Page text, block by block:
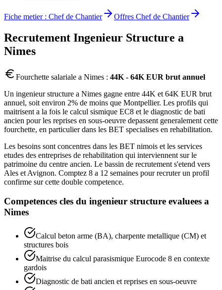
Fiche metier : Chef de Chantier Offres Chef de Chantier
Recrutement Ingenieur Structure a
Nimes
Fourchette salariale a Nimes : 44K - 64K EUR brut annuel
Un ingenieur structure a Nimes gagne entre 44K et 64K EUR brut
annuel, soit environ 2% de moins que Montpellier. Les profils qui
maitrisent a la fois le calcul sismique EC8 et le diagnostic de bati
ancien pour les reprises en sous-oeuvre depassent generalement cette
fourchette, en particulier dans les BET specialises en rehabilitation.
Les besoins sont concentres dans les BET nimois et les services
etudes des entreprises de rehabilitation qui interviennent sur le
patrimoine du centre ancien. Le bassin de recrutement s'etend vers
Ales et Avignon. Comptez 8 a 12 semaines pour recruter un profil
confirme sur cette double competence.
Competences cles du ingenieur structure evaluees a
Nimes
Calcul beton arme (BA), charpente metallique (CM) et
structures bois
Maitrise du calcul parasismique Eurocode 8 en contexte
gardois
Diagnostic de bati ancien et reprises en sous-oeuvre